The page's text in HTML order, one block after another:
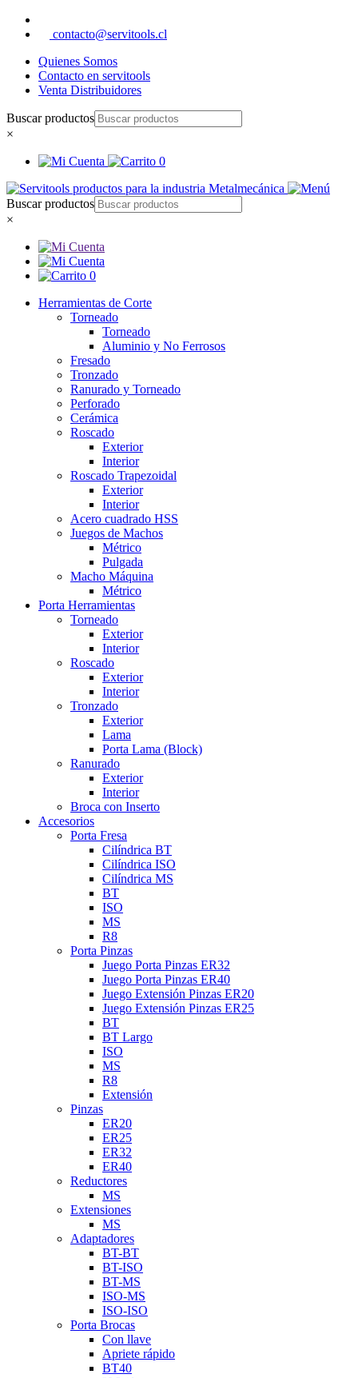
contacto@servitools.cl
Quienes Somos
Contacto en servitools
Venta Distribuidores
Buscar productos
×
0
Buscar productos
×
0
Herramientas de Corte
Torneado
Torneado
Aluminio y No Ferrosos
Fresado
Tronzado
Ranurado y Torneado
Perforado
Cerámica
Roscado
Exterior
Interior
Roscado Trapezoidal
Exterior
Interior
Acero cuadrado HSS
Juegos de Machos
Métrico
Pulgada
Macho Máquina
Métrico
Porta Herramientas
Torneado
Exterior
Interior
Roscado
Exterior
Interior
Tronzado
Exterior
Lama
Porta Lama (Block)
Ranurado
Exterior
Interior
Broca con Inserto
Accesorios
Porta Fresa
Cilíndrica BT
Cilíndrica ISO
Cilíndrica MS
BT
ISO
MS
R8
Porta Pinzas
Juego Porta Pinzas ER32
Juego Porta Pinzas ER40
Juego Extensión Pinzas ER20
Juego Extensión Pinzas ER25
BT
BT Largo
ISO
MS
R8
Extensión
Pinzas
ER20
ER25
ER32
ER40
Reductores
MS
Extensiones
MS
Adaptadores
BT-BT
BT-ISO
BT-MS
ISO-MS
ISO-ISO
Porta Brocas
Con llave
Apriete rápido
BT40